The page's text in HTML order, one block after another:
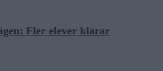
Fler elever klarar